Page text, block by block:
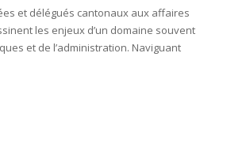
et délégués cantonaux aux affaires
les enjeux d’un domaine souvent
et de l’administration. Naviguant